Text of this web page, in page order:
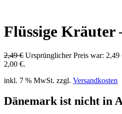
Flüssige Kräuter
2,49€ Ursprünglicher Preis war: 2,49
2,00 €.
inkl. 7 % MwSt. zzgl. Versandkosten
Dänemark ist nicht in